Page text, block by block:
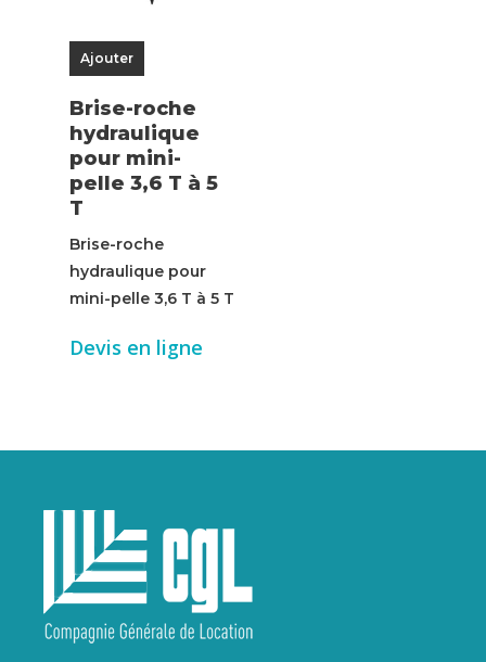
Ajouter
Brise-roche
hydraulique
pour mini-
pelle 3,6 T à 5
T
Brise-roche
hydraulique pour
mini-pelle 3,6 T à 5 T
Devis en ligne